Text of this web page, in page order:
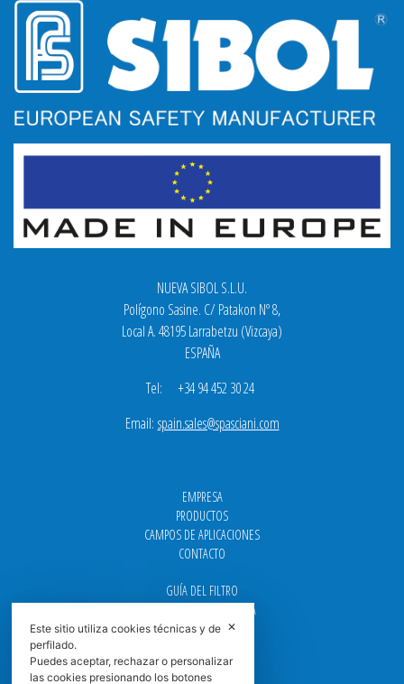
NUEVA SIBOL S.L.U.
Polígono Sasine. C/ Patakon Nº 8,
Local A. 48195 Larrabetzu (Vizcaya)
ESPAÑA
Tel: +34 94 452 30 24
Email: spain.sales@spasciani.com
EMPRESA
PRODUCTOS
CAMPOS DE APLICACIONES
CONTACTO
GUÍA DEL FILTRO
CENTROS DE ASISTENCIA
DOWNLOAD
FAQ
✕
Este sitio utiliza cookies técnicas y de
perfilado.
Puedes aceptar, rechazar o personalizar
las cookies presionando los botones